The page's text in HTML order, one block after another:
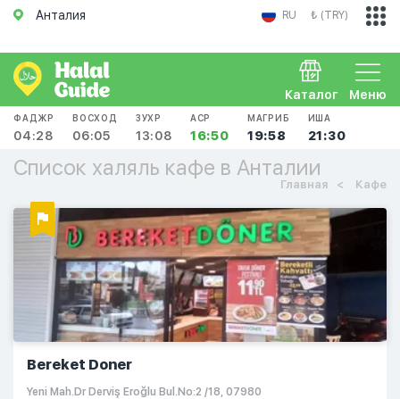
Анталия RU ₺ (TRY)
Меню
Каталог
ФАДЖР
04:28
ВОСХОД
06:05
ЗУХР
13:08
АСР
16:50
МАГРИБ
19:58
ИША
21:30
Список халяль кафе в Анталии
Главная Кафе
Bereket Doner
Yeni Mah.Dr Derviş Eroğlu Bul.No:2 /18, 07980